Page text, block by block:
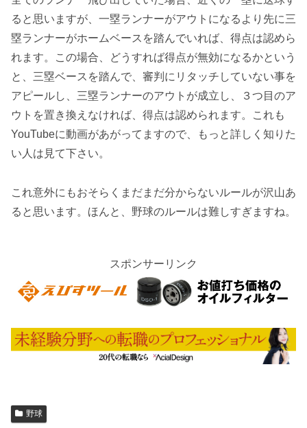
ると思いますが、一塁ランナーがアウトになるより先に三
塁ランナーがホームベースを踏んでいれば、得点は認めら
れます。この場合、どうすれば得点が無効になるかという
と、三塁ベースを踏んで、審判にリタッチしていない事を
アピールし、三塁ランナーのアウトが成立し、３つ目のア
ウトを置き換えなければ、得点は認められます。これも
YouTubeに動画があがってますので、もっと詳しく知りた
い人は見て下さい。
これ意外にもおそらくまだまだ分からないルールが沢山あ
ると思います。ほんと、野球のルールは難しすぎますね。
スポンサーリンク
野球